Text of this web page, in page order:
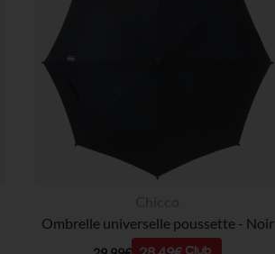
Ombrelle universelle poussette - Noir